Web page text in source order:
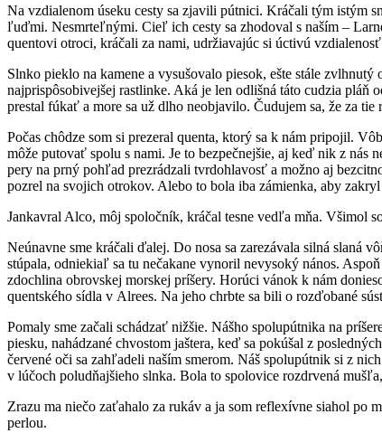
Na vzdialenom úseku cesty sa zjavili pútnici. Kráčali tým istým
ľuďmi. Nesmrteľnými. Cieľ ich cesty sa zhodoval s naším –
quentovi otroci, kráčali za nami, udržiavajúc si úctivú
Slnko pieklo na kamene a vysušovalo piesok, ešte stále
najprispôsobivejšej rastlinke. Aká je len odlišná táto cudzia
prestal fúkať a more sa už dlho neobjavilo. Čudujem sa, že za
Počas chôdze som si prezeral quenta, ktorý sa k nám pripojil.
môže putovať spolu s nami. Je to bezpečnejšie, aj keď nik z
pery na prný pohľad prezrádzali tvrdohlavosť a možno aj
pozrel na svojich otrokov. Alebo to bola iba zámienka, aby
Jankavral Alco, môj spoločník, kráčal tesne vedľa mňa. Všimol
Neúnavne sme kráčali ďalej. Do nosa sa zarezávala silná slaná
stúpala, odniekiaľ sa tu nečakane vynoril nevysoký nános.
zdochlina obrovskej morskej príšery. Horúci vánok k nám
quentského sídla v Alrees. Na jeho chrbte sa bili o rozďobané
Pomaly sme začali schádzať nižšie. Nášho spolupútnika na
piesku, nahádzané chvostom jaštera, keď sa pokúšal z
červené oči sa zahľadeli naším smerom. Náš spolupútnik si z
v lúčoch poludňajšieho slnka. Bola to spolovice rozdrvená
Zrazu ma niečo zaťahalo za rukáv a ja som reflexívne siahol po
perlou.